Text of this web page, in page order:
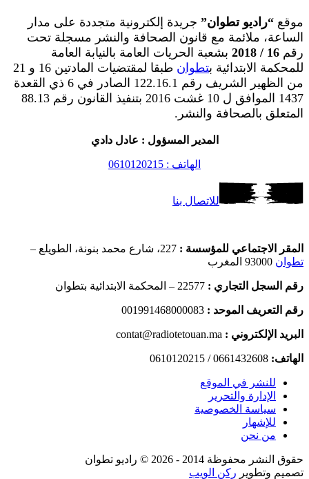
موقع “راديو تطوان” جريدة إلكترونية متجددة على مدار
الساعة، ملائمة مع قانون الصحافة والنشر مسجلة تحت
رقم 16 / 2018
بشعبة الحريات العامة بالنيابة العامة
للمحكمة الابتدائية بتطوان
طبقا لمقتضيات المادتين 16 و 21
من الظهير الشريف رقم 122.16.1 الصادر في 6 ذي القعدة
1437 الموافق ل 10 غشت 2016 بتنفيذ القانون رقم 88.13
المتعلق بالصحافة والنشر.
المدير المسؤول : عادل دادي
الهاتف : 0610120215
للاتصال بنا
المقر الاجتماعي للمؤسسة : 227، شارع محمد بنونة، الطويلع –
تطوان
رقم السجل التجاري : 22577 – المحكمة الابتدائية بتطوان
رقم التعريف الموحد : 001991468000083
البريد الإلكتروني : contat@radiotetouan.ma
الهاتف: 0661432608 / 0610120215
للنشر في الموقع
الإدارة والتحرير
سياسة الخصوصية
للإشهار
من نحن
حقوق النشر محفوظة 2014 - 2026 © راديو تطوان
تصميم وتطوير ركن الويب